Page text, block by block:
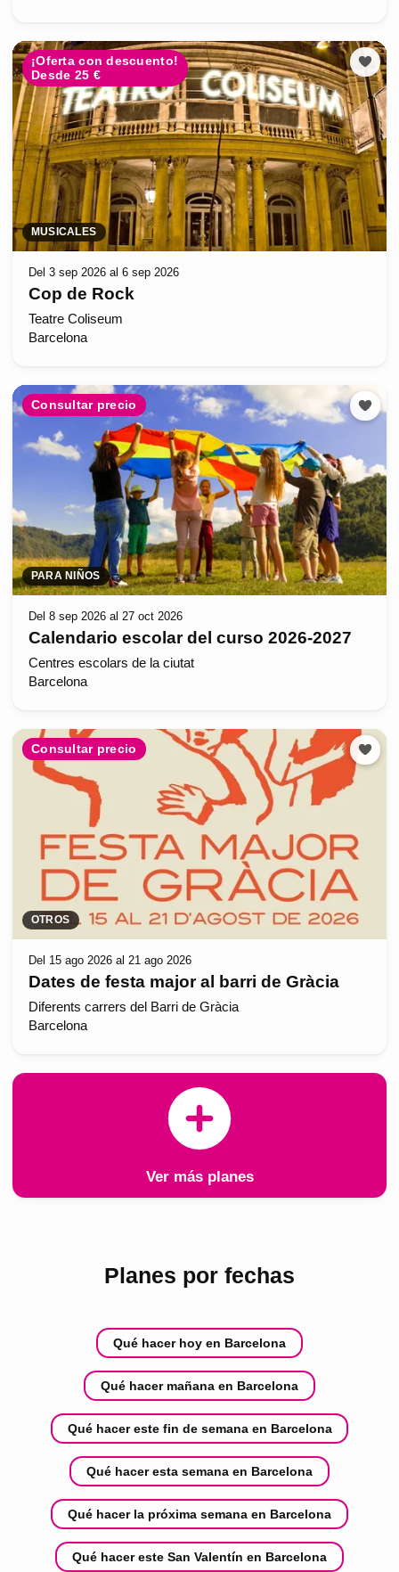
¡Oferta con descuento!
Desde 25 €
MUSICALES
Del 3 sep 2026 al 6 sep 2026
Cop de Rock
Teatre Coliseum
Barcelona
Consultar precio
PARA NIÑOS
Del 8 sep 2026 al 27 oct 2026
Calendario escolar del curso 2026-2027
Centres escolars de la ciutat
Barcelona
Consultar precio
OTROS
Del 15 ago 2026 al 21 ago 2026
Dates de festa major al barri de Gràcia
Diferents carrers del Barri de Gràcia
Barcelona
Ver más planes
Planes por fechas
Qué hacer hoy en Barcelona
Qué hacer mañana en Barcelona
Qué hacer este fin de semana en Barcelona
Qué hacer esta semana en Barcelona
Qué hacer la próxima semana en Barcelona
Qué hacer este San Valentín en Barcelona